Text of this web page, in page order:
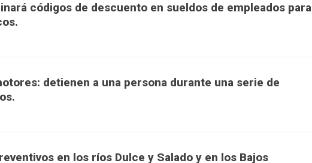
códigos de descuento en sueldos de empleados para
detienen a una persona durante una serie de
en los ríos Dulce y Salado y en los Bajos